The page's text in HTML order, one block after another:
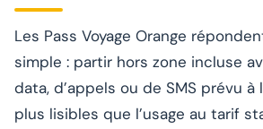
Les Pass Voyage Orange
simple : partir hors zone incluse
data, d’appels ou de SMS prévu à
plus lisibles que l’usage au tarif